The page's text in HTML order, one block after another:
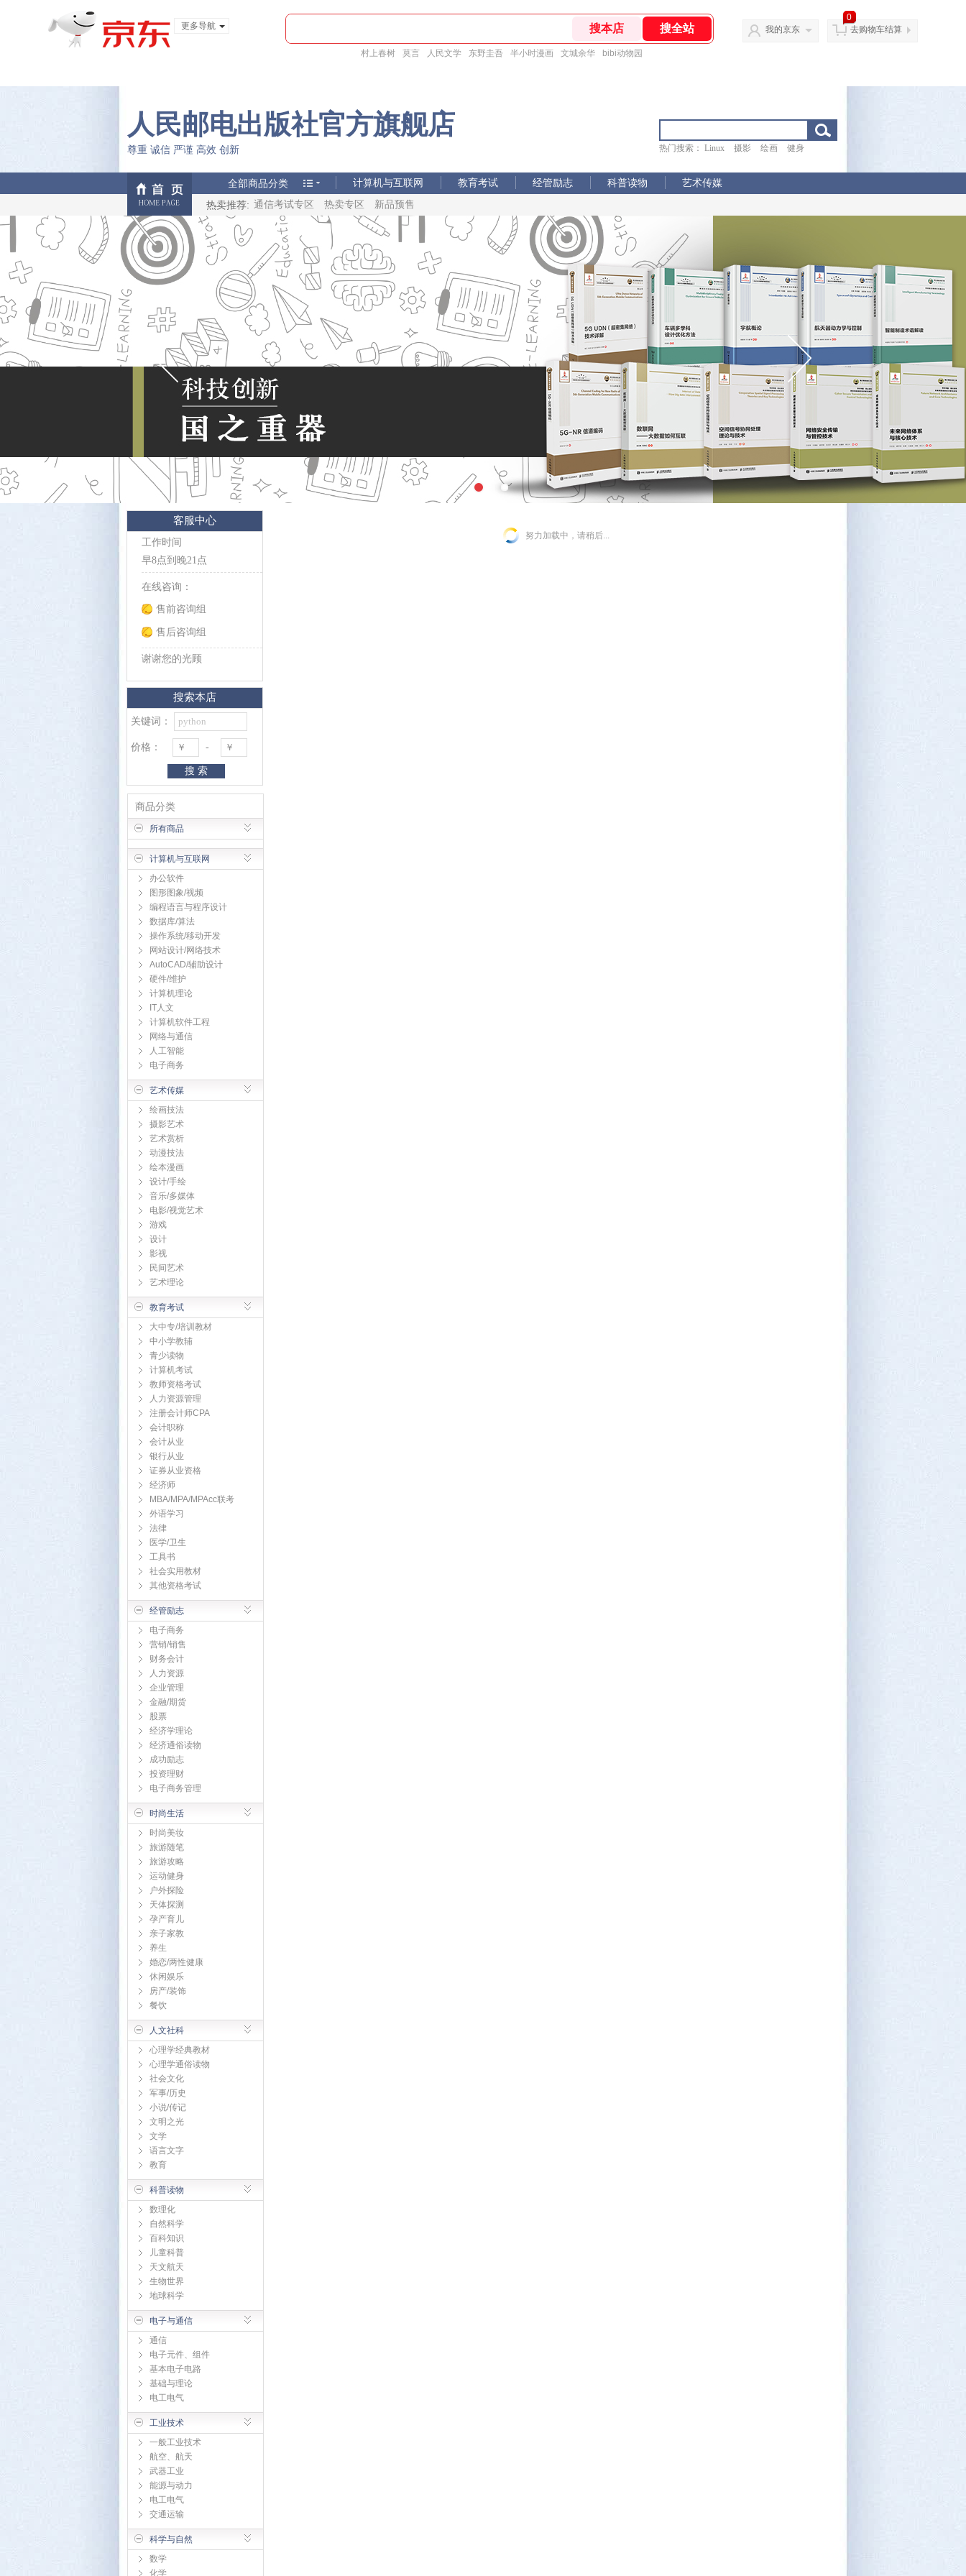
更多导航
村上春树 莫言 人民文学 东野圭吾 半小时漫画 文城余华 bibi动物园
我的京东
0
去购物车结算
人民邮电出版社官方旗舰店
尊重 诚信 严谨 高效 创新 热门搜索： Linux 摄影 绘画 健身
全部商品分类
计算机与互联网
计算机与互联网
教育考试
经管励志
科普读物
艺术传媒
时尚生活
时尚生活
人文社科
热卖推荐: 通信考试专区 热卖专区 新品预售
客服中心
工作时间
早8点到晚21点
在线咨询：
售前咨询组
售后咨询组
谢谢您的光顾
搜索本店
关键词：
价格： -
搜 索
商品分类
所有商品
计算机与互联网
办公软件
图形图象/视频
编程语言与程序设计
数据库/算法
操作系统/移动开发
网站设计/网络技术
AutoCAD/辅助设计
硬件/维护
计算机理论
IT人文
计算机软件工程
网络与通信
人工智能
电子商务
艺术传媒
绘画技法
摄影艺术
艺术赏析
动漫技法
绘本漫画
设计/手绘
音乐/多媒体
电影/视觉艺术
游戏
设计
影视
民间艺术
艺术理论
教育考试
大中专/培训教材
中小学教辅
青少读物
计算机考试
教师资格考试
人力资源管理
注册会计师CPA
会计职称
会计从业
银行从业
证券从业资格
经济师
MBA/MPA/MPAcc联考
外语学习
法律
医学/卫生
工具书
社会实用教材
其他资格考试
经管励志
电子商务
营销/销售
财务会计
人力资源
企业管理
金融/期货
股票
经济学理论
经济通俗读物
成功励志
投资理财
电子商务管理
时尚生活
时尚美妆
旅游随笔
旅游攻略
运动健身
户外探险
天体探测
孕产育儿
亲子家教
养生
婚恋/两性健康
休闲娱乐
房产/装饰
餐饮
人文社科
心理学经典教材
心理学通俗读物
社会文化
军事/历史
小说/传记
文明之光
文学
语言文字
教育
科普读物
数理化
自然科学
百科知识
儿童科普
天文航天
生物世界
地球科学
电子与通信
通信
电子元件、组件
基本电子电路
基础与理论
电工电气
工业技术
一般工业技术
航空、航天
武器工业
能源与动力
电工电气
交通运输
科学与自然
数学
化学
努力加载中，请稍后...